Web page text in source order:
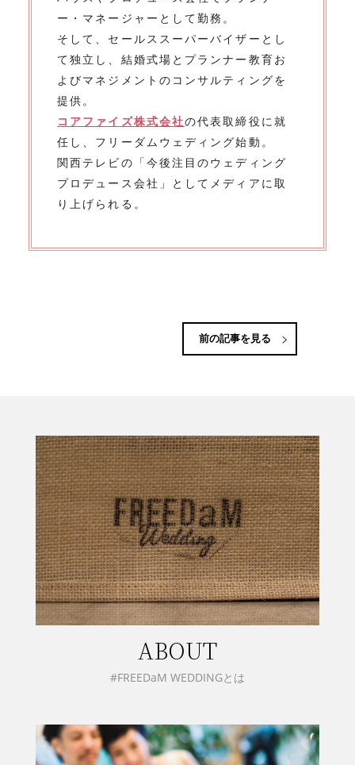
ー・マネージャーとして勤務。
そして、セールススーパーバイザーとし
て独立し、結婚式場とプランナー教育お
よびマネジメントのコンサルティングを
提供。
コアファイズ株式会社の代表取締役に就
任し、フリーダムウェディング始動。
関西テレビの「今後注目のウェディング
プロデュース会社」としてメディアに取
り上げられる。
前の記事を見る
ABOUT
#FREEDaM WEDDINGとは